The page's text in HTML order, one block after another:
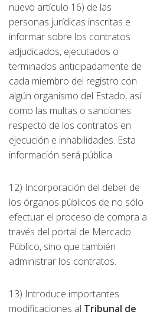
nuevo artículo 16) de las
personas jurídicas inscritas e
informar sobre los contratos
adjudicados, ejecutados o
terminados anticipadamente de
cada miembro del registro con
algún organismo del Estado, así
como las multas o sanciones
respecto de los contratos en
ejecución e inhabilidades. Esta
información será pública.
12) Incorporación del deber de
los órganos públicos de no sólo
efectuar el proceso de compra a
través del portal de Mercado
Público, sino que también
administrar los contratos.
13) Introduce importantes
modificaciones al Tribunal de